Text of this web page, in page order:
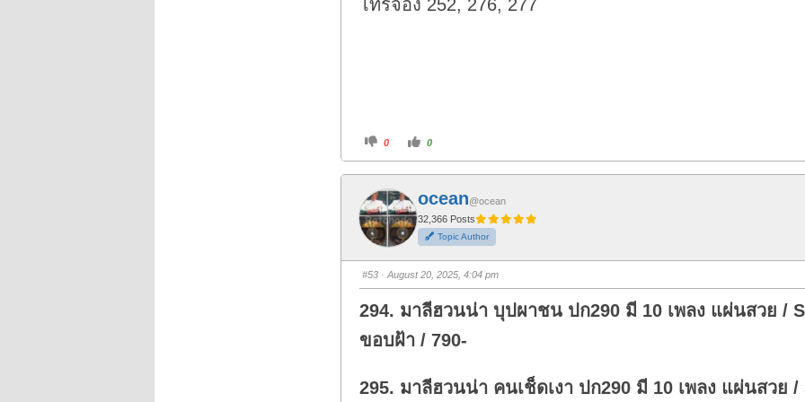
.
โทรจอง 252, 276, 277
C
i
f
o
r
t
h
u
m
d
o
n
.
0
C
i
o
t
h
u
m
u
p
0
ocean@ocean
32,366 Posts
Topic Author
#53· August 20, 2025, 4:04 pm
294. มาลีฮวนน่า บุปผาชน ปก290 มี 10 เพลง แผ่นสวย /
ขอบฝ้า / 790-
295. มาลีฮวนน่า คนเช็ดเงา ปก290 มี 10 เพลง แผ่นสวย /